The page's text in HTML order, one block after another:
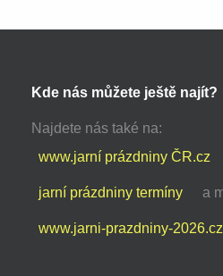
Kde nás můžete ještě najít?
Najdete nás také na:
www.jarní prázdniny ČR.cz
jarní prázdniny termíny a
www.jarni-prazdniny-2026.cz